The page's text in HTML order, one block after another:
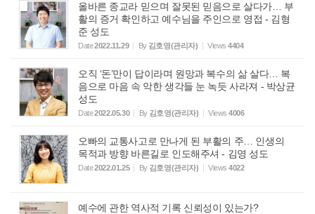
올바른 종교라 믿으며 잘못된 믿음으로 살다가… 부
활의 증거 확인하고 예수님을 주인으로 영접 - 김형
준 성도
Date2022.11.29 By 김호영(관리자) Views 4404
오직 ‘돈’만이 답이라며 원망과 복수의 삶 살다… 복
음으로 마음 속 악한 생각들 눈 녹듯 사라져 - 박상균
성도
Date2022.05.30 By 김호영(관리자) Views 4006
오빠의 교통사고로 만나게 된 부활의 주… 인생의
목적과 방향 바른길로 인도해주셔 - 김영 성도
Date2022.01.25 By 김호영(관리자) Views 4022
예수에 관한 역사적 기록 신뢰성이 있는가?